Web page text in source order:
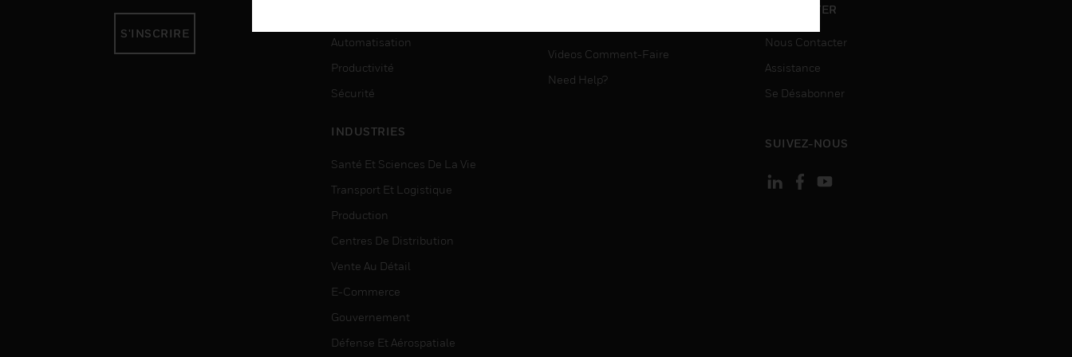
S'INSCRIRE
Automatisation
Productivité
Sécurité
INDUSTRIES
Santé Et Sciences De La Vie
Transport Et Logistique
Production
Centres De Distribution
Vente Au Détail
E-Commerce
Gouvernement
Défense Et Aérospatiale
Videos Comment-Faire
Need Help?
CONTACTER
Nous Contacter
Assistance
Se Désabonner
SUIVEZ-NOUS